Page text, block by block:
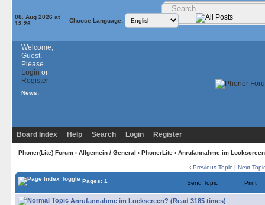
08. Aug 2026 at
13:26
Choose Language:
Welcome,
Guest.
Please
Login or
Register
News:
Board Index Help Search Login Register
Phoner(Lite) Forum› Allgemein / General › PhonerLite› Anrufannahme im
‹ Previous Topic | Next
Pages: 1 Send Topic Print
Anrufannahme im Lockscreen? (Read 3185 times)